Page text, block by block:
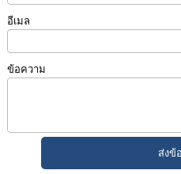
อีเมล
ข้อความ